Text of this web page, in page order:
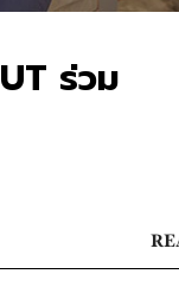
ร่วม